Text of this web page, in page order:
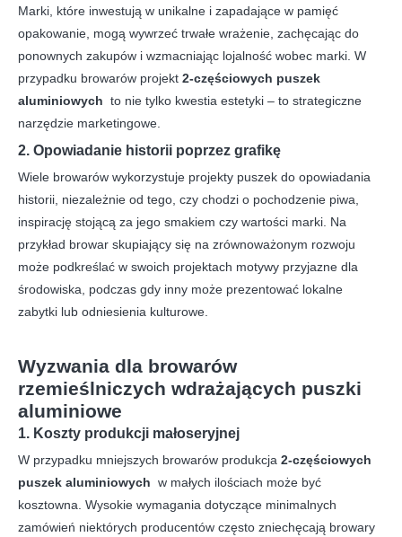
Marki, które inwestują w unikalne i zapadające w pamięć
opakowanie, mogą wywrzeć trwałe wrażenie, zachęcając do
ponownych zakupów i wzmacniając lojalność wobec marki. W
przypadku browarów projekt 2-częściowych puszek
aluminiowych to nie tylko kwestia estetyki – to strategiczne
narzędzie marketingowe.
2. Opowiadanie historii poprzez grafikę
Wiele browarów wykorzystuje projekty puszek do opowiadania
historii, niezależnie od tego, czy chodzi o pochodzenie piwa,
inspirację stojącą za jego smakiem czy wartości marki. Na
przykład browar skupiający się na zrównoważonym rozwoju
może podkreślać w swoich projektach motywy przyjazne dla
środowiska, podczas gdy inny może prezentować lokalne
zabytki lub odniesienia kulturowe.
Wyzwania dla browarów
rzemieślniczych wdrażających puszki
aluminiowe
1. Koszty produkcji małoseryjnej
W przypadku mniejszych browarów produkcja 2-częściowych
puszek aluminiowych w małych ilościach może być
kosztowna. Wysokie wymagania dotyczące minimalnych
zamówień niektórych producentów często zniechęcają browary